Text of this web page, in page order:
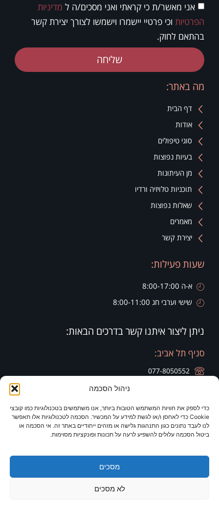
ניהול הסכמה
כדי לספק את חוויות המשתמש הטובות ביותר, אנו משתמשים בטכנולוגיות כמו קובצי
Cookie כדי לאחסן ו/או לגשת למידע על המכשיר. הסכמה לטכנולוגיות אלו תאפשר
לנו לעבד נתונים כגון התנהגות גלישה או מזהים ייחודיים באתר זה. אי הסכמה או
ביטול הסכמה עלולים להשפיע לרעה על תכונות ופונקציות מסוימות.
מסכים
לא מסכים
ניתן ליצור איתנו קשר בדרכים הבאות:
סניף תל אביב:
077-8050552
סניף זיכרון יעקב:
077-8050420
סניף ירושלים:
077-8050420
מה באתר:
דף הבית
אודות
סוגי טיפולים
בעיות נפוצות
מן העיתונות
תוכניות טלויזיה ורדיו
שאלות נפוצות
מאמרים
יצירת קשר
שעות פעילות:
א-ה 8:00-17:00
שישי וערבי חג 8:00-11:00
אני מאשר/ת כי קראתי ואני מסכים/ה ל מדיניות
הפרטיות וכי פרטיי יישמרו וישמשו לצורך יצירת קשר
בהתאם לחוק.
שליחה